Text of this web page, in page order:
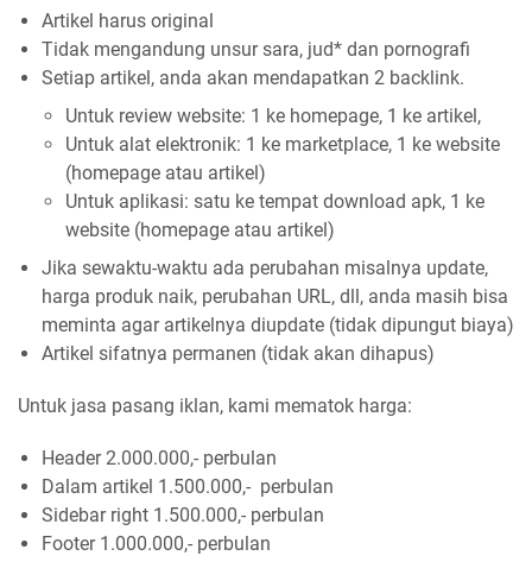
Artikel harus original
Tidak mengandung unsur sara, jud* dan pornografi
Setiap artikel, anda akan mendapatkan 2 backlink.
Untuk review website: 1 ke homepage, 1 ke artikel,
Untuk alat elektronik: 1 ke marketplace, 1 ke website
(homepage atau artikel)
Untuk aplikasi: satu ke tempat download apk, 1 ke
website (homepage atau artikel)
Jika sewaktu-waktu ada perubahan misalnya update,
harga produk naik, perubahan URL, dll, anda masih bisa
meminta agar artikelnya diupdate (tidak dipungut biaya)
Artikel sifatnya permanen (tidak akan dihapus)
Untuk jasa pasang iklan, kami mematok harga:
Header 2.000.000,- perbulan
Dalam artikel 1.500.000,- perbulan
Sidebar right 1.500.000,- perbulan
Footer 1.000.000,- perbulan